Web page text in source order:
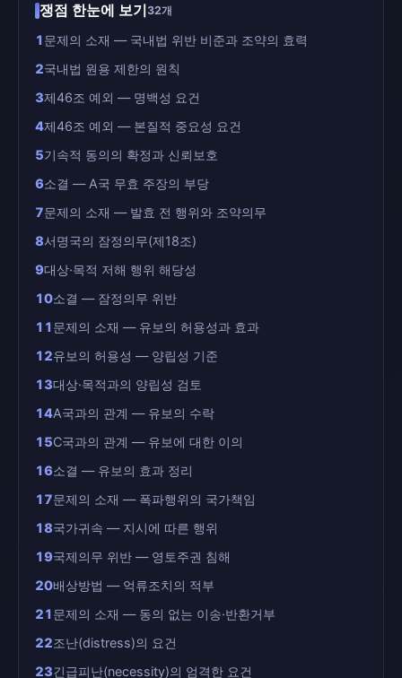
쟁점 한눈에 보기32개
1문제의 소재 — 국내법 위반 비준과 조약의 효력
2국내법 원용 제한의 원칙
3제46조 예외 — 명백성 요건
4제46조 예외 — 본질적 중요성 요건
5기속적 동의의 확정과 신뢰보호
6소결 — A국 무효 주장의 부당
7문제의 소재 — 발효 전 행위와 조약의무
8서명국의 잠정의무(제18조)
9대상·목적 저해 행위 해당성
10소결 — 잠정의무 위반
11문제의 소재 — 유보의 허용성과 효과
12유보의 허용성 — 양립성 기준
13대상·목적과의 양립성 검토
14A국과의 관계 — 유보의 수락
15C국과의 관계 — 유보에 대한 이의
16소결 — 유보의 효과 정리
17문제의 소재 — 폭파행위의 국가책임
18국가귀속 — 지시에 따른 행위
19국제의무 위반 — 영토주권 침해
20배상방법 — 억류조치의 적부
21문제의 소재 — 동의 없는 이송·반환거부
22조난(distress)의 요건
23긴급피난(necessity)의 엄격한 요건